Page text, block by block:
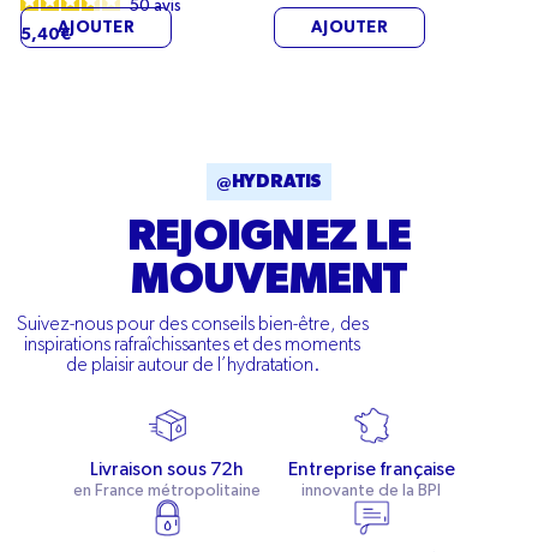
50avis
5,40€AJOUTER AJOUTER
@HYDRATIS
REJOIGNEZ LE
MOUVEMENT
Suivez-nous pour des conseils bien-être, des
inspirations rafraîchissantes et des moments
de plaisir autour de l’hydratation.
Livraison sous 72h
en France métropolitaine
Entreprise française
innovante de la BPI